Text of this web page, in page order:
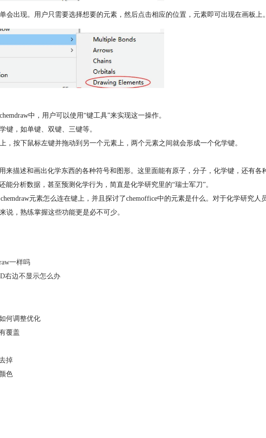
会出现。用户只需要选择想要的元素，然后点击相应的位置，元素即可出现在画板上。
中，用户可以使用“键工具”来实现这一操作。
键，如单键、双键、三键等。
按下鼠标左键并拖动到另一个元素上，两个元素之间就会形成一个化学键。
来描述和画出化学东西的各种符号和图形。这里面能有原子，分子，化学键，还有
分析数据，甚至预测化学行为，简直是化学研究里的“瑞士军刀”。
元素怎么连在键上，并且探讨了chemoffice中的元素是什么。对于化学研究
说，熟练掌握这些功能更是必不可少。
一样吗
右边不显示怎么办
何调整优化
覆盖
掉
色